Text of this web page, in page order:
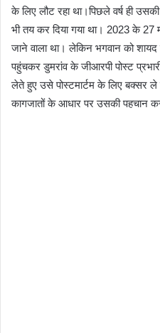
के लिए लौट रहा था।पिछले वर्ष ही
भी तय कर दिया गया था। 2023 के
जाने वाला था। लेकिन भगवान को
पहुंचकर डुमरांव के जीआरपी पोस्ट
लेते हुए उसे पोस्टमार्टम के लिए बक्सर
कागजातों के आधार पर उसकी पहचान